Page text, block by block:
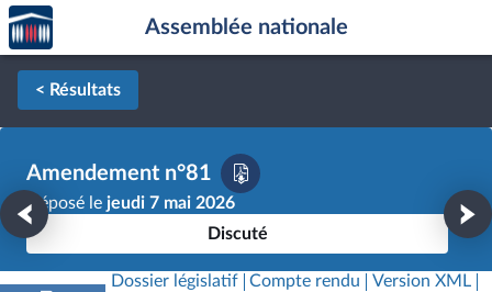
Aller au contenu
Aller en bas de la page
Accèder
à la
page
d'accueil
Assemblée nationale
< Résultats
Amendement n°81
Déposé le jeudi 7 mai 2026
Discuté
Dossier législatif Compte rendu
Version XML